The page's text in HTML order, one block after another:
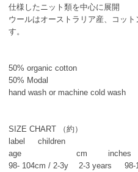
仕様したニット類を中心に展開
ウールはオーストラリア産、コッ
す。
50% organic cotton
50% Modal
hand wash or machine cold wash
SIZE CHART （約）
label children
age cm inches
98- 104cm / 2-3y 2-3 years 98-